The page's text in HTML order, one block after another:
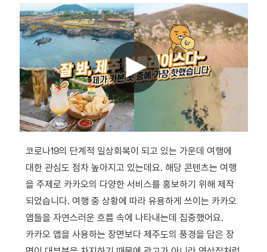
코로나19의 단계적 일상회복이 되고 있는 가운데 여행에
대한 관심도 점차 높아지고 있는데요. 해당 콘텐츠는 여행
을 주제로 카카오의 다양한 서비스를 홍보하기 위해 제작
되었습니다. 여행 중 상황에 따라 유용하게 쓰이는 카카오
앱들을 자연스러운 흐름 속에 나타내는데 집중했어요.
카카오 앱을 사용하는 장면보다 제주도의 풍경을 담은 장